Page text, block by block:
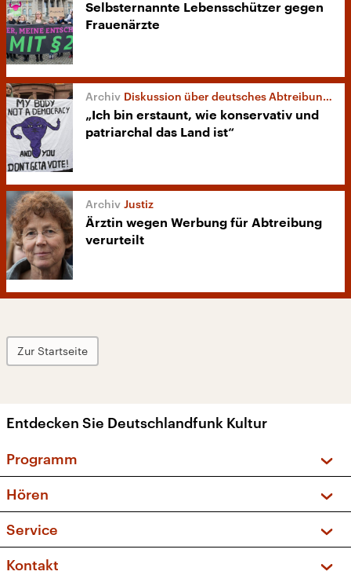
Selbsternannte Lebensschützer gegen
Frauenärzte
Diskussion über deutsches Abtreibungsrecht
„Ich bin erstaunt, wie konservativ und
patriarchal das Land ist“
Justiz
Ärztin wegen Werbung für Abtreibung
verurteilt
Zur Startseite
Entdecken Sie Deutschlandfunk Kultur
Programm
Sendungen und Podcasts
Musikliste
Kakadu – Das Kinderprogramm
Hören
Frequenzen (UKW + DAB+)
Service
FAQ
Kontakt